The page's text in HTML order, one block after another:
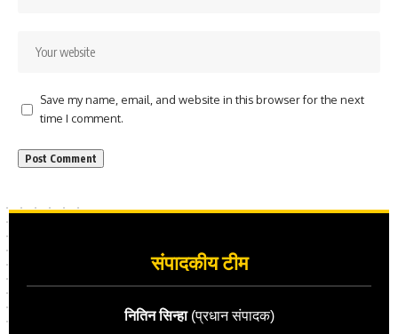
Save my name, email, and website in this browser for the next
time I comment.
संपादकीय टीम
नितिन सिन्हा(प्रधान संपादक)